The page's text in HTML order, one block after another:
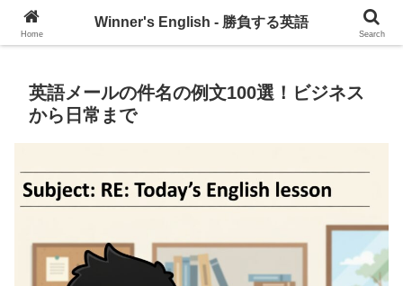
グローバル・コミュニケーションを習慣づけるブログ
英語メールの件名の例文100選！ビジネス
から日常まで
Home
Winner's English - 勝負する英語
Search